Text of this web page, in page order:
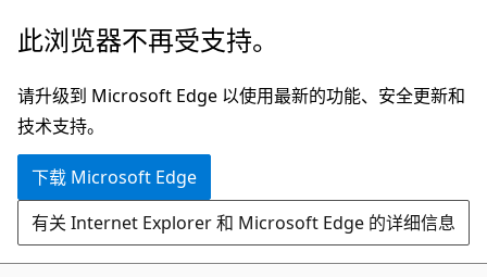
跳
主
要
内
此浏览器不再受支持。
请升级到 Microsoft Edge 以使用最新的功能、安全更新和
技术支持。
下载 Microsoft Edge
有关 Internet Explorer 和 Microsoft Edge 的详细信息